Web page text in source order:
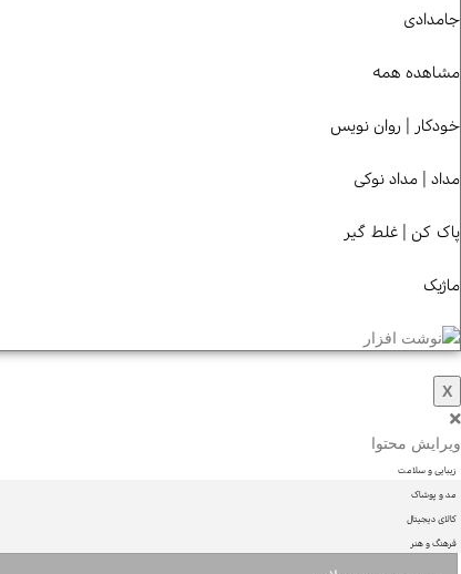
جامدادی
مشاهده همه
خودکار | روان نویس
مداد | مداد نوکی
پاک کن | غلط گیر
ماژیک
X
ویرایش محتوا
زیبایی و سلامت
مد و پوشاک
کالای دیجیتال
فرهنگ و هنر